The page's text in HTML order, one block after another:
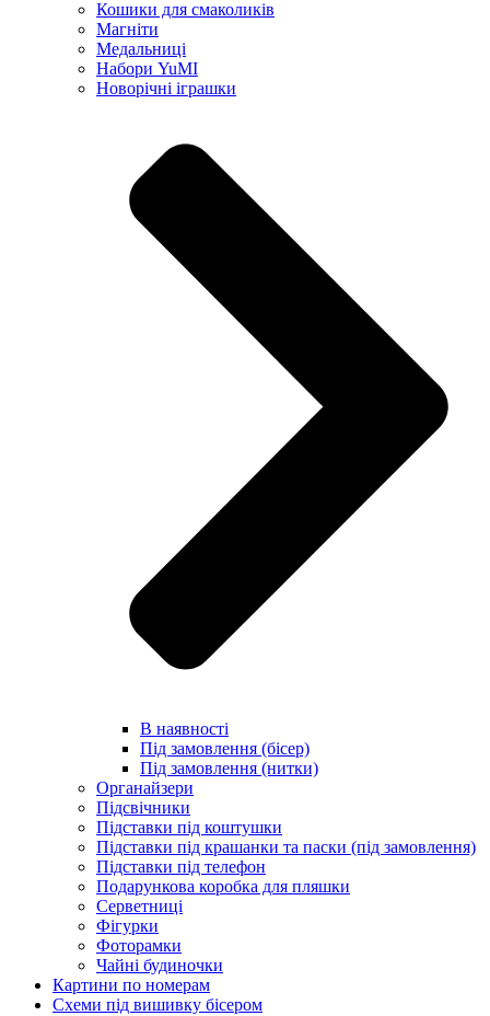
Кошики для смаколиків
Магніти
Медальниці
Набори YuMI
Новорічні іграшки
В наявності
Під замовлення (бісер)
Під замовлення (нитки)
Органайзери
Підсвічники
Підставки під коштушки
Підставки під крашанки та паски (під замовлення)
Підставки під телефон
Подарункова коробка для пляшки
Серветниці
Фігурки
Фоторамки
Чайні будиночки
Картини по номерам
Схеми під вишивку бісером